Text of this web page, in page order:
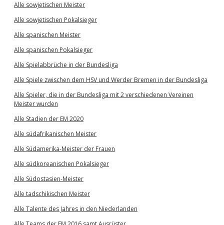
Alle sowjetischen Meister
Alle sowjetischen Pokalsieger
Alle spanischen Meister
Alle spanischen Pokalsieger
Alle Spielabbrüche in der Bundesliga
Alle Spiele zwischen dem HSV und Werder Bremen in der Bundesliga
Alle Spieler, die in der Bundesliga mit 2 verschiedenen Vereinen
Meister wurden
Alle Stadien der EM 2020
Alle südafrikanischen Meister
Alle Südamerika-Meister der Frauen
Alle südkoreanischen Pokalsieger
Alle Südostasien-Meister
Alle tadschikischen Meister
Alle Talente des Jahres in den Niederlanden